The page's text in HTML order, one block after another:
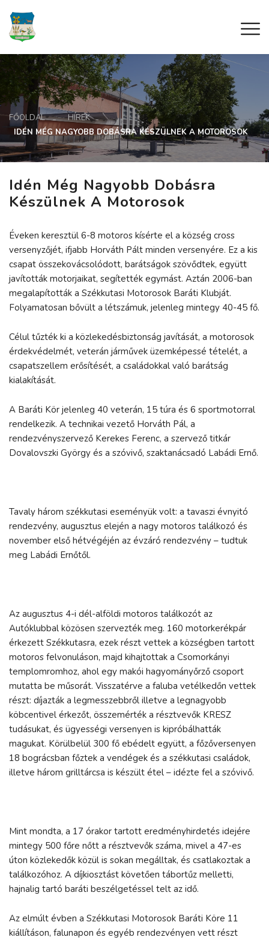
FŐOLDAL
HÍREK
IDÉN MÉG NAGYOBB DOBÁSRA KÉSZÜLNEK A MOTOROSOK
Idén Még Nagyobb Dobásra
Készülnek A Motorosok
Éveken keresztül 6-8 motoros kísérte el a község cross
versenyzőjét, ifjabb Horváth Pált minden versenyére. Ez a kis
csapat összekovácsolódott, barátságok szövődtek, együtt
javították motorjaikat, segítették egymást. Aztán 2006-ban
megalapították a Székkutasi Motorosok Baráti Klubját.
Folyamatosan bővült a létszámuk, jelenleg mintegy 40-45 fő.
Célul tűzték ki a közlekedésbiztonság javítását, a motorosok
érdekvédelmét, veterán járművek üzemképessé tételét, a
csapatszellem erősítését, a családokkal való barátság
kialakítását.
A Baráti Kör jelenleg 40 veterán, 15 túra és 6 sportmotorral
rendelkezik. A technikai vezető Horváth Pál, a
rendezvényszervező Kerekes Ferenc, a szervező titkár
Dovalovszki György és a szóvivő, szaktanácsadó Labádi Ernő.
Tavaly három székkutasi eseményük volt: a tavaszi évnyitó
rendezvény, augusztus elején a nagy motoros találkozó és
november első hétvégéjén az évzáró rendezvény – tudtuk
meg Labádi Ernőtől.
Az augusztus 4-i dél-alföldi motoros találkozót az
Autóklubbal közösen szervezték meg. 160 motorkerékpár
érkezett Székkutasra, ezek részt vettek a községben tartott
motoros felvonuláson, majd kihajtottak a Csomorkányi
templomromhoz, ahol egy makói hagyományőrző csoport
mutatta be műsorát. Visszatérve a faluba vetélkedőn vettek
részt: díjazták a legmesszebbről illetve a legnagyobb
köbcentivel érkezőt, összemérték a résztvevők KRESZ
tudásukat, és ügyességi versenyen is kipróbálhatták
magukat. Körülbelül 300 fő ebédelt együtt, a főzőversenyen
18 bográcsban főztek a vendégek és a székkutasi családok,
illetve három grilltárcsa is készült étel – idézte fel a szóvivő.
Mint mondta, a 17 órakor tartott eredményhirdetés idejére
mintegy 500 főre nőtt a résztvevők száma, mivel a 47-es
úton közlekedők közül is sokan megálltak, és csatlakoztak a
találkozóhoz. A díjkiosztást követően tábortűz melletti,
hajnalig tartó baráti beszélgetéssel telt az idő.
Az elmúlt évben a Székkutasi Motorosok Baráti Köre 11
kiállításon, falunapon és egyéb rendezvényen vett részt